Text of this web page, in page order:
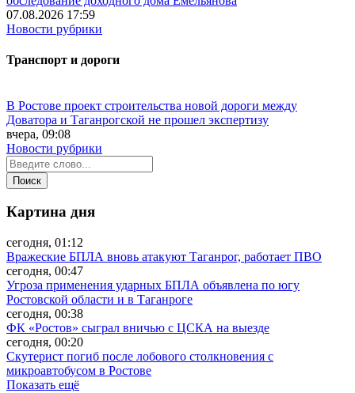
07.08.2026 17:59
Новости рубрики
Транспорт и дороги
В Ростове проект строительства новой дороги между
Доватора и Таганрогской не прошел экспертизу
вчера, 09:08
Новости рубрики
Картина дня
сегодня, 01:12
Вражеские БПЛА вновь атакуют Таганрог, работает ПВО
сегодня, 00:47
Угроза применения ударных БПЛА объявлена по югу
Ростовской области и в Таганроге
сегодня, 00:38
ФК «Ростов» сыграл вничью с ЦСКА на выезде
сегодня, 00:20
Скутерист погиб после лобового столкновения с
микроавтобусом в Ростове
Показать ещё